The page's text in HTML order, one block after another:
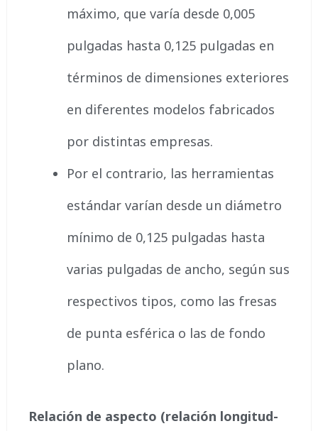
máximo, que varía desde 0,005
pulgadas hasta 0,125 pulgadas en
términos de dimensiones exteriores
en diferentes modelos fabricados
por distintas empresas.
Por el contrario, las herramientas
estándar varían desde un diámetro
mínimo de 0,125 pulgadas hasta
varias pulgadas de ancho, según sus
respectivos tipos, como las fresas
de punta esférica o las de fondo
plano.
Relación de aspecto (relación longitud-